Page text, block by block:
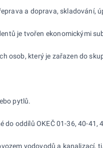
a doprava,
je tvořen ekonomickými
osob, který je zařazen do
pytlů.
oddílů OKEČ 01-36, 40-
vodovodů a